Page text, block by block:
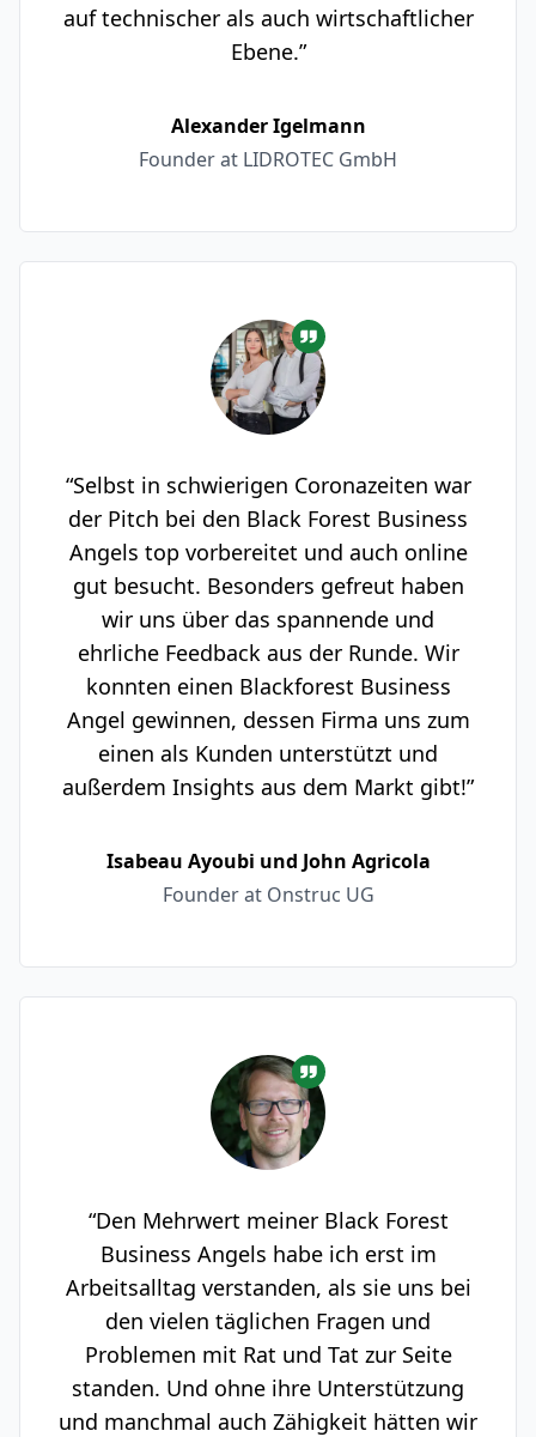
auf technischer als auch wirtschaftlicher
Ebene.”
Alexander Igelmann
Founder at LIDROTEC GmbH
“Selbst in schwierigen Coronazeiten war
der Pitch bei den Black Forest Business
Angels top vorbereitet und auch online
gut besucht. Besonders gefreut haben
wir uns über das spannende und
ehrliche Feedback aus der Runde. Wir
konnten einen Blackforest Business
Angel gewinnen, dessen Firma uns zum
einen als Kunden unterstützt und
außerdem Insights aus dem Markt gibt!”
Isabeau Ayoubi und John Agricola
Founder at Onstruc UG
“Den Mehrwert meiner Black Forest
Business Angels habe ich erst im
Arbeitsalltag verstanden, als sie uns bei
den vielen täglichen Fragen und
Problemen mit Rat und Tat zur Seite
standen. Und ohne ihre Unterstützung
und manchmal auch Zähigkeit hätten wir